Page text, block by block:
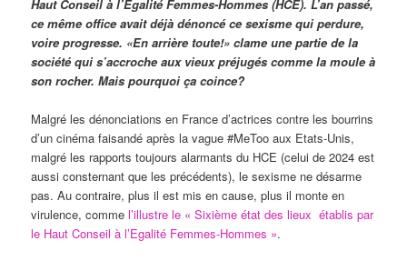
Haut Conseil à l’Egalité Femmes-Hommes (HCE). L’an passé,
ce même office avait déjà dénoncé ce sexisme qui perdure,
voire progresse. «En arrière toute!» clame une partie de la
société qui s’accroche aux vieux préjugés comme la moule à
son rocher. Mais pourquoi ça coince?
Malgré les dénonciations en France d’actrices contre les bourrins
d’un cinéma faisandé après la vague #MeToo aux Etats-Unis,
malgré les rapports toujours alarmants du HCE (celui de 2024 est
aussi consternant que les précédents), le sexisme ne désarme
pas. Au contraire, plus il est mis en cause, plus il monte en
virulence, comme l’illustre le « Sixième état des lieux établis par
le Haut Conseil à l’Egalité Femmes-Hommes ».